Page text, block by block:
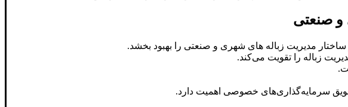
مدیریت زباله‌ های شهری و صنعتی را بهبود بخشد.
زباله را تقویت می‌کند.
سرمایه‌گذاری‌های خصوصی اهمیت دارد.